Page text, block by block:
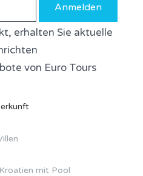
Anmelden
erhalten Sie aktuelle
von Euro Tours
mit Pool